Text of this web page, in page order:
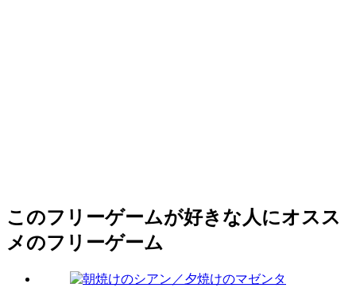
このフリーゲームが好きな人にオスス
メのフリーゲーム